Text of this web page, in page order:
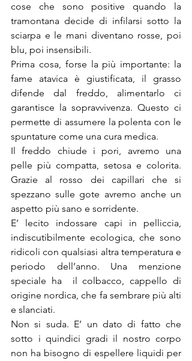
cose che sono positive quando la
tramontana decide di infilarsi sotto la
sciarpa e le mani diventano rosse, poi
blu, poi insensibili.
Prima cosa, forse la più importante: la
fame atavica è giustificata, il grasso
difende dal freddo, alimentarlo ci
garantisce la sopravvivenza. Questo ci
permette di assumere la polenta con le
spuntature come una cura medica.
Il freddo chiude i pori, avremo una
pelle più compatta, setosa e colorita.
Grazie al rosso dei capillari che si
spezzano sulle gote avremo anche un
aspetto più sano e sorridente.
E’ lecito indossare capi in pelliccia,
indiscutibilmente ecologica, che sono
ridicoli con qualsiasi altra temperatura e
periodo dell’anno. Una menzione
speciale ha  il colbacco, cappello di
origine nordica, che fa sembrare più alti
e slanciati.
Non si suda. E’ un dato di fatto che
sotto i quindici gradi il nostro corpo
non ha bisogno di espellere liquidi per